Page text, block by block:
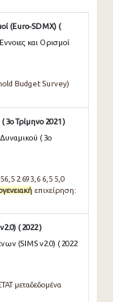
(Euro-SDMX) (
και Ορισμοί
Budget Survey)
3ο Τρίμηνο 2021 )
( 3ο
2.693,6 6,5 5,0
επιχείρηση:
( 2022 )
(SIMS v2.0) ( 2022
μεταδεδομένα